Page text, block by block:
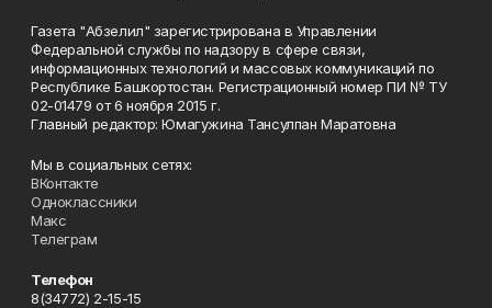
Газета "Абзелил" зарегистрирована в Управлении
Федеральной службы по надзору в сфере связи,
информационных технологий и массовых коммуникаций по
Республике Башкортостан. Регистрационный номер ПИ № ТУ
02-01479 от 6 ноября 2015 г.
Главный редактор: Юмагужина Тансулпан Маратовна
Мы в социальных сетях:
ВКонтакте
Одноклассники
Макс
Телеграм
Телефон
8(34772) 2-15-15